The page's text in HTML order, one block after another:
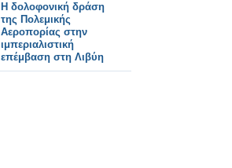
Η δολοφονική δράση
της Πολεμικής
Αεροπορίας στην
ιμπεριαλιστική
επέμβαση στη Λιβύη